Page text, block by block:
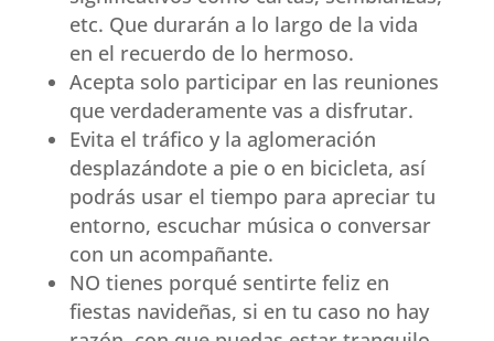
etc. Que durarán a lo largo de la vida
en el recuerdo de lo hermoso.
Acepta solo participar en las reuniones
que verdaderamente vas a disfrutar.
Evita el tráfico y la aglomeración
desplazándote a pie o en bicicleta, así
podrás usar el tiempo para apreciar tu
entorno, escuchar música o conversar
con un acompañante.
NO tienes porqué sentirte feliz en
fiestas navideñas, si en tu caso no hay